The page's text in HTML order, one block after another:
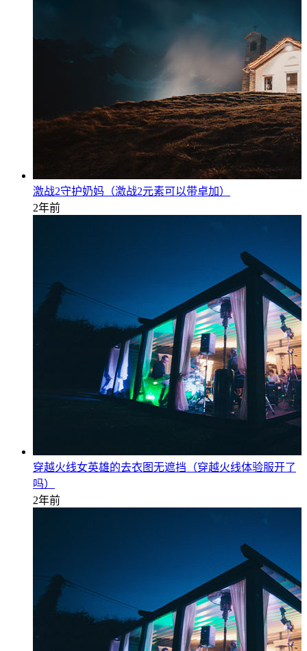
激战2守护奶妈（激战2元素可以带卓加）
2年前
穿越火线女英雄的去衣图无遮挡（穿越火线体验服开了
吗）
2年前